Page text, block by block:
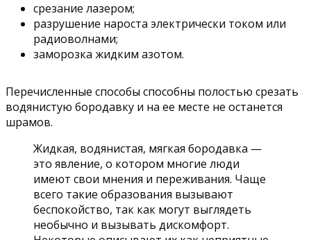
срезание лазером;
разрушение нароста электрически током или
радиоволнами;
заморозка жидким азотом.
Перечисленные способы способны полостью срезать
водянистую бородавку и на ее месте не останется
шрамов.
Жидкая, водянистая, мягкая бородавка —
это явление, о котором многие люди
имеют свои мнения и переживания. Чаще
всего такие образования вызывают
беспокойство, так как могут выглядеть
необычно и вызывать дискомфорт.